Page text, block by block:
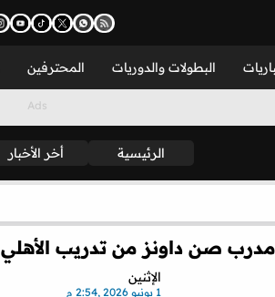
البطولات والدوريات المحترفين
الرئيسية أخر الأخبار
صن داونز من تدريب الأهلي
الإثنين
1 يونيو 2026 ,2:54 م